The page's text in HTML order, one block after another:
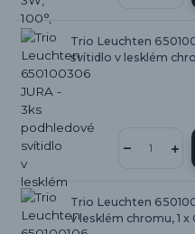
Trio Leuchten
svítidlo v lesklém
Trio Leuchten
v lesklém chromu, 1 x